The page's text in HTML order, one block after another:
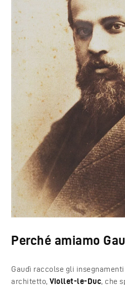
Perché amiamo
Gaudì raccolse gli
architetto,Viollet-le-Duc, che